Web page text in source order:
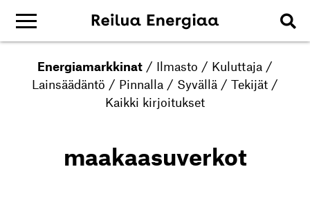
Energiamarkkinat / Ilmasto / Kuluttaja /
Lainsäädäntö / Pinnalla / Syvällä / Tekijät /
Kaikki kirjoitukset
maakaasuverkot